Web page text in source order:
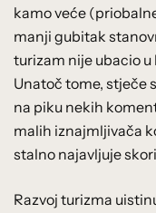
kamo veće
manji gubitak
turizam nije ubacio u
Unatoč tome, stječe
na piku nekih
malih iznajmljivača
stalno najavljuje
Razvoj turizma